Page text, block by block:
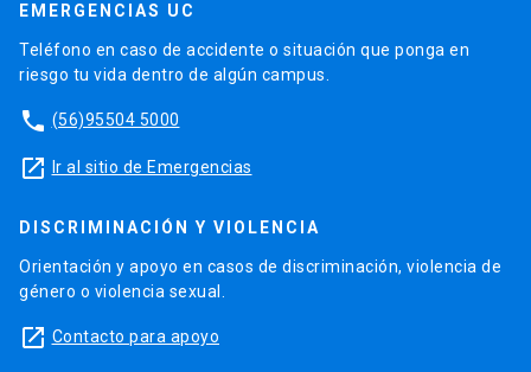
EMERGENCIAS UC
Teléfono en caso de accidente o situación que ponga en
riesgo tu vida dentro de algún campus.
phone (56)95504 5000
launch Ir al sitio de Emergencias
DISCRIMINACIÓN Y VIOLENCIA
Orientación y apoyo en casos de discriminación, violencia de
género o violencia sexual.
launch Contacto para apoyo